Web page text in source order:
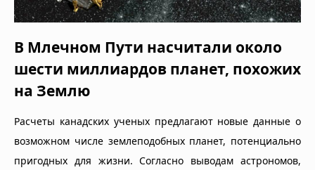
В Млечном Пути насчитали около
шести миллиардов планет, похожих
на Землю
Расчеты канадских ученых предлагают новые данные о
возможном числе землеподобных планет, потенциально
пригодных для жизни. Согласно выводам астрономов,